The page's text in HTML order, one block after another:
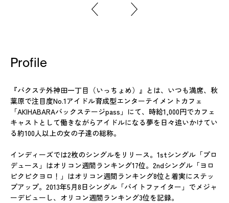
Profile
『バクステ外神田一丁目（いっちょめ）』とは、いつも満席、秋
葉原で注目度No.1アイドル育成型エンターテイメントカフェ
「AKIHABARAバックステージpass」にて、時給1,000円でカフェ
キャストとして働きながらアイドルになる夢を日々追いかけてい
る約100人以上の女の子達の総称。
インディーズでは2枚のシングルをリリース。1stシングル「プロ
デュース」はオリコン週間ランキング17位。2ndシングル「ヨロ
ピクピクヨロ！」はオリコン週間ランキング8位と着実にステッ
プアップ。2013年5月8日シングル「バイトファイター」でメジャ
ーデビューし、オリコン週間ランキング3位を記録。